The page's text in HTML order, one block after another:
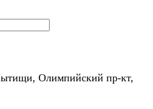
Олимпийский пр-кт,